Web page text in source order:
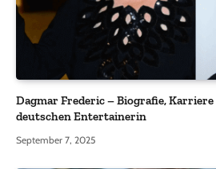
Dagmar Frederic – Biografie,
deutschen Entertainerin
September 7, 2025